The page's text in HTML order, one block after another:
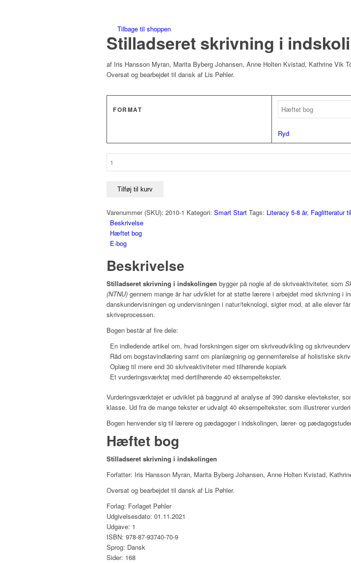
Tilbage til shoppen
Stilladseret skrivning i
af Iris Hansson Myran, Marita Byberg Johansen, Anne Holten Kvistad, Kathrine Vik
Oversat og bearbejdet til dansk af Lis Pøhler.
FORMAT
Ryd
indskolingen
Tilføj til kurv
Varenummer (SKU): 2010-1 Kategori: Smart Start Tags: Literacy 5-8 år, Faglitteratur
Beskrivelse
Hæftet bog
E-bog
Beskrivelse
Stilladseret skrivning i indskolingen bygger på nogle af de skriveaktiviteter, som
(NTNU) gennem mange år har udviklet for at støtte lærere i arbejdet med skrivning i
danskundervisningen og undervisningen i natur/teknologi, sigter mod, at alle elever
skriveprocessen.
Bogen består af fire dele:
En indledende artikel om, hvad forskningen siger om skriveudvikling og
Råd om bogstavindlæring samt om planlægning og gennemførelse af holistiske
Oplæg til mere end 30 skriveaktiviteter med tilhørende kopiark
Et vurderingsværktøj med dertilhørende 40 eksempeltekster.
Vurderingsværktøjet er udviklet på baggrund af analyse af 390 danske elevtekster,
klasse. Ud fra de mange tekster er udvalgt 40 eksempeltekster, som illustrerer
Bogen henvender sig til lærere og pædagoger i indskolingen, lærer- og
Hæftet bog
Stilladseret skrivning i indskolingen
Forfatter: Iris Hansson Myran, Marita Byberg Johansen, Anne Holten Kvistad,
Oversat og bearbejdet til dansk af Lis Pøhler.
Forlag: Forlaget Pøhler
Udgivelsesdato: 01.11.2021
Udgave: 1
ISBN: 978-87-93740-70-9
Sprog: Dansk
Sider: 168